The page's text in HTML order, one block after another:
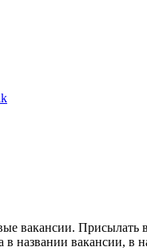
вакансии. Присылать
в названии вакансии, в